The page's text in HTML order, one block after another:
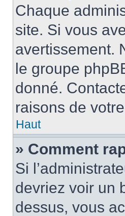
Chaque
site. Si vous
avertissement.
le groupe
donné.
raisons de
Haut
» Comment
Si
devriez voir un
dessus, vous